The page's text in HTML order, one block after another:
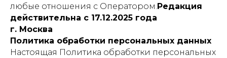
любые отношения с Оператором.Редакция
действительна с 17.12.2025 года
г. Москва
Политика обработки персональных данных
Настоящая Политика обработки персональных